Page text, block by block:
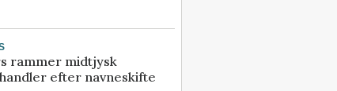
rammer midtjysk
efter navneskifte